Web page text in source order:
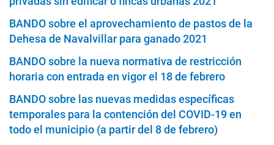
BANDO sobre el aprovechamiento de pastos de la
Dehesa de Navalvillar para ganado 2021
BANDO sobre la nueva normativa de restricción
horaria con entrada en vigor el 18 de febrero
BANDO sobre las nuevas medidas específicas
temporales para la contención del COVID-19 en
todo el municipio (a partir del 8 de febrero)